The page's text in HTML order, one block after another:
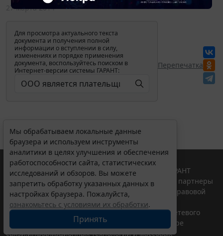
27 марта 2014
Для просмотра актуального текста
документа и получения полной
информации о вступлении в силу,
изменениях и порядке применения
документа, воспользуйтесь поиском в
Интернет-версии системы ГАРАНТ:
Перепечатка
Мы обрабатываем локальные данные
браузера и используем инструменты
аналитики в целях улучшения и обеспечения
работоспособности сайта, статистических
исследований и обзоров. Вы можете
запретить обработку указанных данных в
настройках браузера. Пожалуйста,
ознакомьтесь с условиями их обработки.
Принять
© ООО "НПП "ГАРАНТ-СЕРВИС", 2026. Система ГАРАНТ
выпускается с 1990 года. Компания "Гарант" и ее партнеры
являются участниками Российской ассоциации правовой
информации ГАРАНТ.
Портал ГАРАНТ.РУ зарегистрирован в качестве сетевого
издания Федеральной службой по надзору в сфере
связи,информационных технологий и массовых